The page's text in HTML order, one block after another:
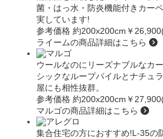
菌・はっ水・防炎機能付きカー
実しています!
参考価格 約200x200cm ￥
ライームの商品詳細はこちら
ウールなのにリーズナブルなカ
シックなループパイルとナチュ
屋にも相性抜群。
参考価格 約200x200cm ￥
マルゴの商品詳細はこちら
集合住宅の方におすすめ!L-35の